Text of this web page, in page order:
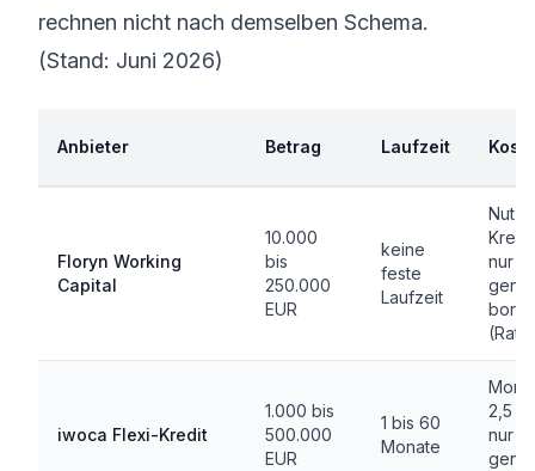
rechnen nicht nach demselben Schema.
(Stand: Juni 2026)
Anbieter Betrag Laufzeit
Floryn Working
Capital
10.000
bis
250.000
EUR
keine
feste
Laufzeit
nur
iwoca Flexi-Kredit
1.000 bis
500.000
EUR
1 bis 60
Monate
2,5
nur